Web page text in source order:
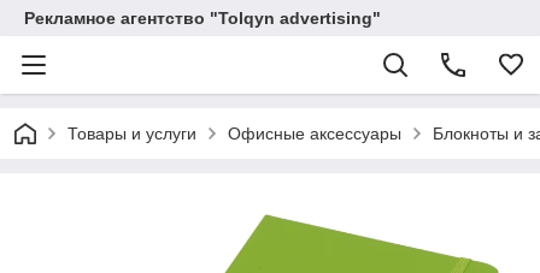
Рекламное агентство "Tolqyn advertising"
Товары и услуги Офисные аксессуары Блокноты и